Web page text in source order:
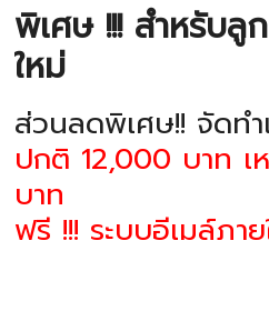
พิเศษ !!! สำหรับลู
ใหม่
ส่วนลดพิเศษ!! จัดทำ
ปกติ 12,000 บาท เ
บาท
ฟรี !!! ระบบอีเมล์ภา